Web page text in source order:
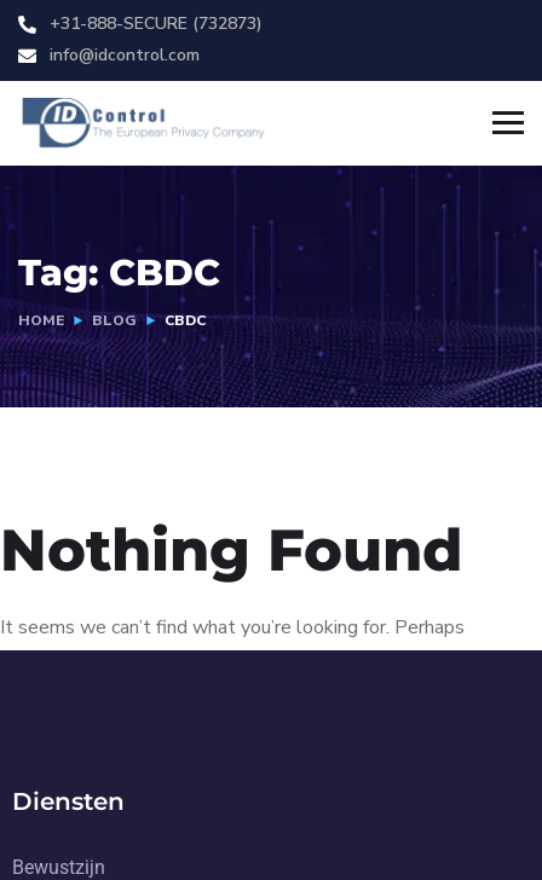
+31-888-SECURE (732873)
info@idcontrol.com
Tag: CBDC
HOME BLOG CBDC
Nothing Found
It seems we can’t find what you’re looking for. Perhaps
Diensten
Bewustzijn